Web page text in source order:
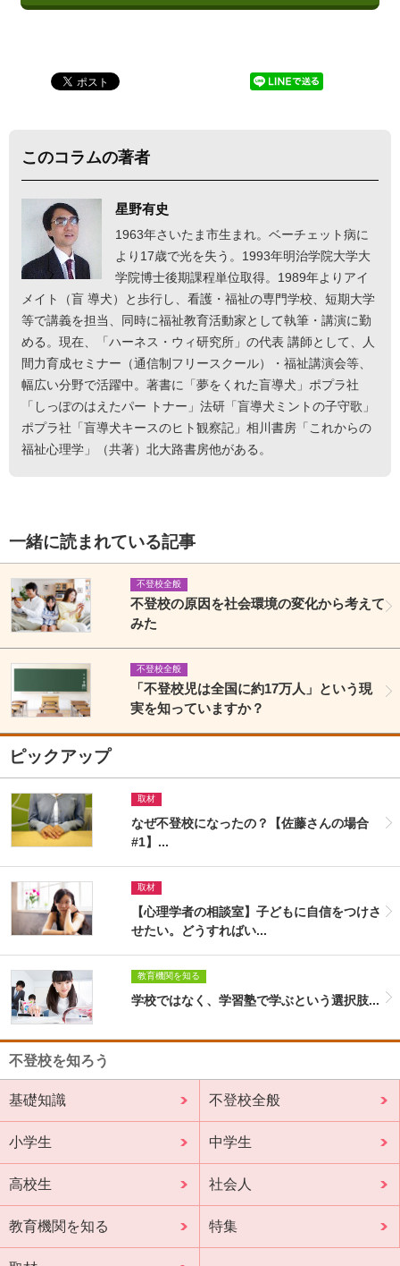
このコラムの著者
星野有史
1963年さいたま市生まれ。ベーチェット病に
より17歳で光を失う。1993年明治学院大学大
学院博士後期課程単位取得。1989年よりアイ
メイト（盲 導犬）と歩行し、看護・福祉の専門学校、短期大学
等で講義を担当、同時に福祉教育活動家として執筆・講演に勤
める。現在、「ハーネス・ウィ研究所」の代表 講師として、人
間力育成セミナー（通信制フリースクール）・福祉講演会等、
幅広い分野で活躍中。著書に「夢をくれた盲導犬」ポプラ社
「しっぽのはえたパー トナー」法研「盲導犬ミントの子守歌」
ポプラ社「盲導犬キースのヒト観察記」相川書房「これからの
福祉心理学」（共著）北大路書房他がある。
一緒に読まれている記事
不登校全般
不登校の原因を社会環境の変化から考えて
みた
不登校全般
「不登校児は全国に約17万人」という現
実を知っていますか？
ピックアップ
取材
なぜ不登校になったの？【佐藤さんの場合
#1】...
取材
【心理学者の相談室】子どもに自信をつけさ
せたい。どうすればい...
教育機関を知る
学校ではなく、学習塾で学ぶという選択肢...
不登校を知ろう
基礎知識 不登校全般
小学生 中学生
高校生 社会人
教育機関を知る 特集